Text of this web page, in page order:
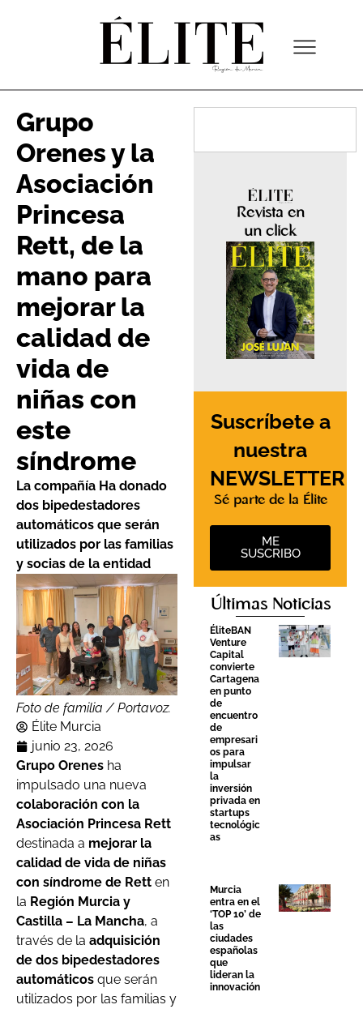
Grupo
Orenes y la
Asociación
Princesa
Rett, de la
mano para
mejorar la
calidad de
vida de
niñas con
este
síndrome
La compañía Ha donado
dos bipedestadores
automáticos que serán
utilizados por las familias
y socias de la entidad
Foto de familia / Portavoz.
Élite Murcia
junio 23, 2026
Grupo Orenes ha
impulsado una nueva
colaboración con la
Asociación Princesa Rett
destinada a mejorar la
calidad de vida de niñas
con síndrome de Rett en
la Región Murcia y
Castilla – La Mancha, a
través de la adquisición
de dos bipedestadores
automáticos que serán
utilizados por las familias y
Revista en
un click
Suscríbete a
nuestra
NEWSLETTER
Sé parte de la Élite
ME
SUSCRIBO
Últimas Noticias
ÉliteBAN
Venture
Capital
convierte
Cartagena
en punto
de
encuentro
de
empresari
os para
impulsar
la
inversión
privada en
startups
tecnológic
as
Murcia
entra en el
‘TOP 10’ de
las
ciudades
españolas
que
lideran la
innovación